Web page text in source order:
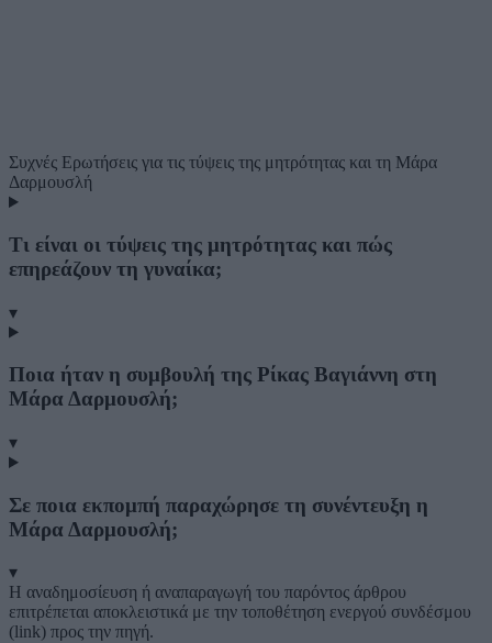
Συχνές Ερωτήσεις για τις τύψεις της μητρότητας και τη Μάρα
Δαρμουσλή
Τι είναι οι τύψεις της μητρότητας και πώς
επηρεάζουν τη γυναίκα;
▾
Ποια ήταν η συμβουλή της Ρίκας Βαγιάννη στη
Μάρα Δαρμουσλή;
▾
Σε ποια εκπομπή παραχώρησε τη συνέντευξη η
Μάρα Δαρμουσλή;
▾
Η αναδημοσίευση ή αναπαραγωγή του παρόντος άρθρου
επιτρέπεται αποκλειστικά με την τοποθέτηση ενεργού συνδέσμου
(link) προς την πηγή.